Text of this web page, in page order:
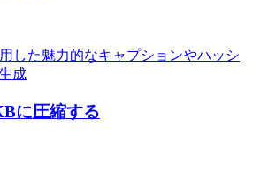
した魅力的なキャプションやハッシ
成
に圧縮する